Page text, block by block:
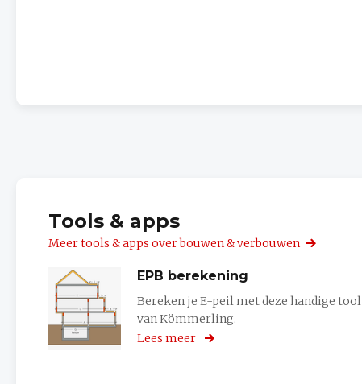
Tools & apps
Meer tools & apps over bouwen & verbouwen
EPB berekening
Bereken je E-peil met deze handige tool
van Kömmerling.
Lees meer
over